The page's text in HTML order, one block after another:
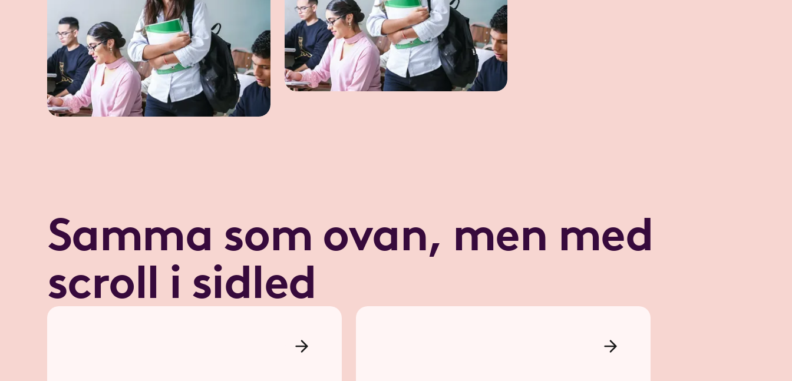
Samma som ovan, men med
scroll i sidled